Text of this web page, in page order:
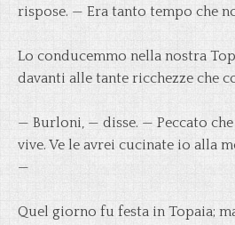
rispose. — Era tanto tempo che
Lo conducemmo nella nostra
davanti alle tante ricchezze che
— Burloni, — disse. — Peccato
vive. Ve le avrei cucinate io alla
—
Quel giorno fu festa in Topaia;